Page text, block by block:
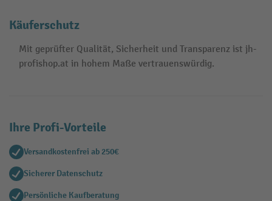
Käuferschutz
Mit geprüfter Qualität, Sicherheit und Transparenz ist jh-
profishop.at in hohem Maße vertrauenswürdig.
Ihre Profi-Vorteile
Versandkostenfrei ab 250€
Sicherer Datenschutz
Persönliche Kaufberatung